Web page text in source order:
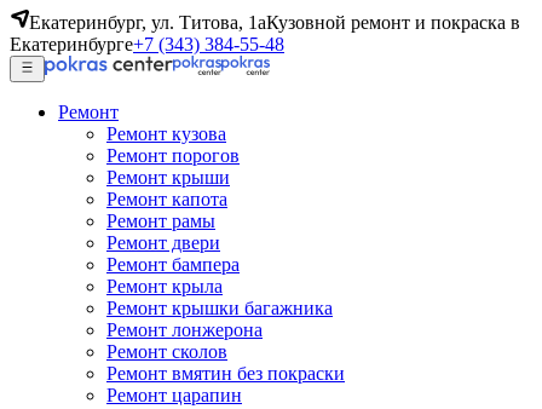
Екатеринбург, ул. Титова, 1аКузовной ремонт и покраска в
Екатеринбурге+7 (343) 384-55-48
Ремонт
Ремонт кузова
Ремонт порогов
Ремонт крыши
Ремонт капота
Ремонт рамы
Ремонт двери
Ремонт бампера
Ремонт крыла
Ремонт крышки багажника
Ремонт лонжерона
Ремонт сколов
Ремонт вмятин без покраски
Ремонт царапин